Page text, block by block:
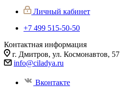
Личный кабинет
+7 499 515-50-50
Контактная информация
г. Дмитров, ул. Космонавтов, 57
info@ciladya.ru
Вконтакте